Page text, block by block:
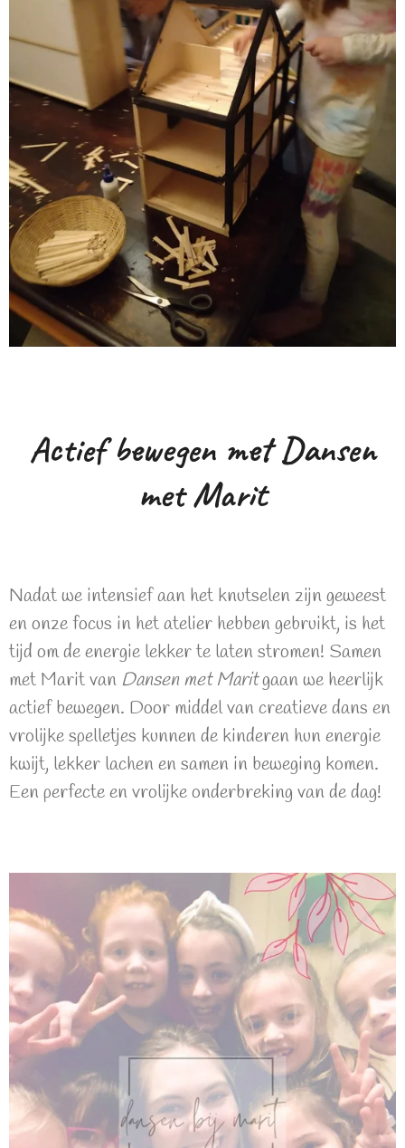
Actief bewegen met Dansen
met Marit
Nadat we intensief aan het knutselen zijn geweest
en onze focus in het atelier hebben gebruikt, is het
tijd om de energie lekker te laten stromen! Samen
met Marit van Dansen met Maritgaan we heerlijk
actief bewegen. Door middel van creatieve dans en
vrolijke spelletjes kunnen de kinderen hun energie
kwijt, lekker lachen en samen in beweging komen.
Een perfecte en vrolijke onderbreking van de dag!